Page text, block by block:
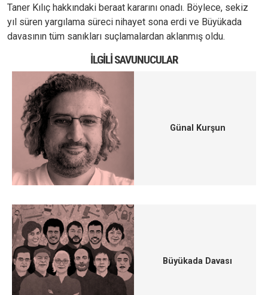
Taner Kılıç hakkındaki beraat kararını onadı. Böylece, sekiz
yıl süren yargılama süreci nihayet sona erdi ve Büyükada
davasının tüm sanıkları suçlamalardan aklanmış oldu.
İLGILI SAVUNUCULAR
Günal Kurşun
Büyükada Davası